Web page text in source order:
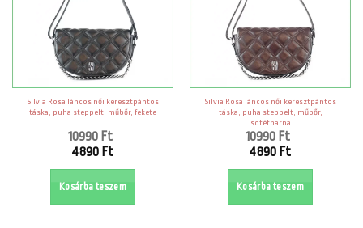
Silvia Rosa láncos női keresztpántos
táska, puha steppelt, műbőr, fekete
10990Ft
Original
10990 Ft.
4890 Ft
Current
price
is:
4890 Ft.
Kosárba teszem
Silvia Rosa láncos női keresztpántos
táska, puha steppelt, műbőr,
sötétbarna
10990Ft
Original
10990 Ft.
4890 Ft
Current
price
is:
4890 Ft.
Kosárba teszem